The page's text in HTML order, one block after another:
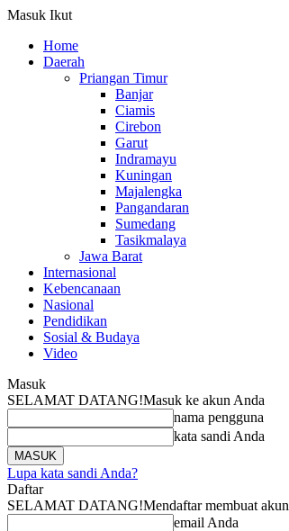
Masuk Ikut
Home
Daerah
Priangan Timur
Banjar
Ciamis
Cirebon
Garut
Indramayu
Kuningan
Majalengka
Pangandaran
Sumedang
Tasikmalaya
Jawa Barat
Internasional
Kebencanaan
Nasional
Pendidikan
Sosial & Budaya
Video
Masuk
SELAMAT DATANG!Masuk ke akun Anda
nama pengguna
kata sandi Anda
Lupa kata sandi Anda?
Daftar
SELAMAT DATANG!Mendaftar membuat akun
email Anda